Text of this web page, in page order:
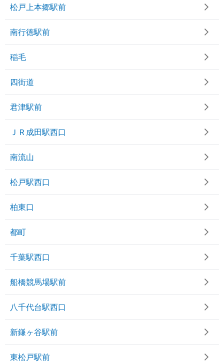
松戸上本郷駅前
南行徳駅前
稲毛
四街道
君津駅前
ＪＲ成田駅西口
南流山
松戸駅西口
柏東口
都町
千葉駅西口
船橋競馬場駅前
八千代台駅西口
新鎌ヶ谷駅前
東松戸駅前